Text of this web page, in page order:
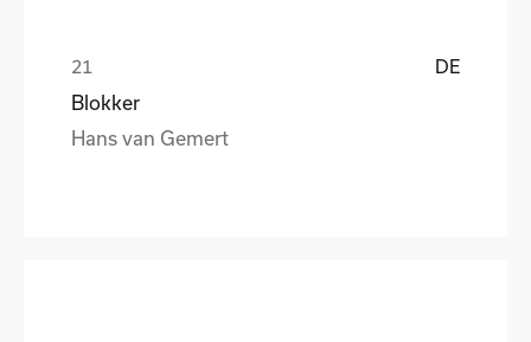
DE
Blokker
Hans van Gemert